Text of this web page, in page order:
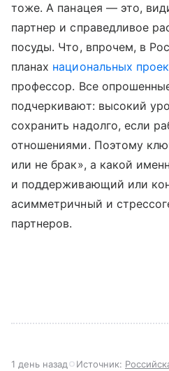
тоже. А панацея — это,
партнер и справедливое
посуды. Что, впрочем, в
планах национальных
профессор. Все
подчеркивают: высокий
сохранить надолго, если
отношениями. Поэтому
или не брак», а какой
и поддерживающий или
асимметричный и
партнеров.
1 день назад Источник: